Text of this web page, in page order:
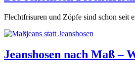
Flechtfrisuren und Zöpfe sind schon seit
Jeanshosen nach Maß –